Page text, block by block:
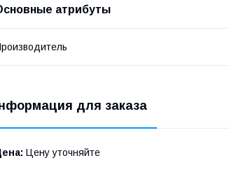
атрибуты
для заказа
Цену уточняйте